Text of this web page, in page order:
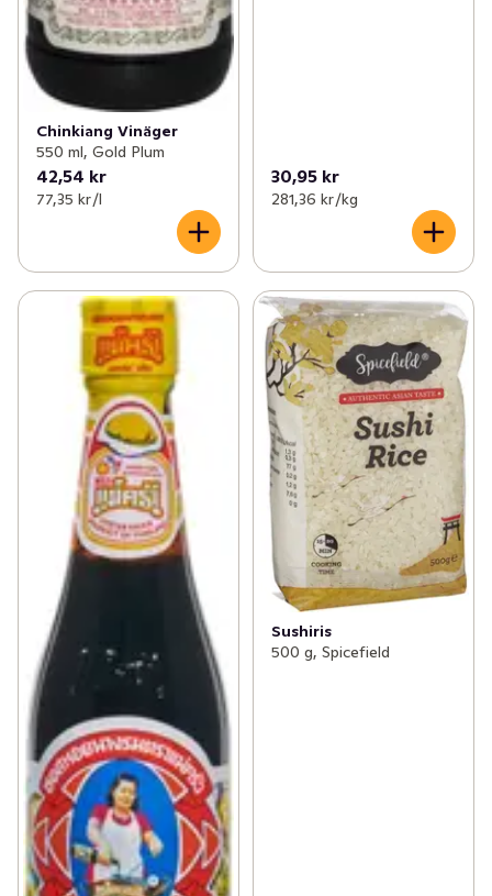
Chinkiang Vinäger
550 ml, Gold Plum
42,54 kr
77,35 kr /l
30,95 kr
281,36 kr /kg
Sushiris
500 g, Spicefield